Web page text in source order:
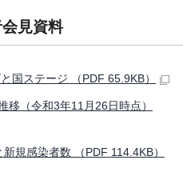
見資料
国ステージ （PDF 65.9KB）
移（令和3年11月26日時点）
規感染者数 （PDF 114.4KB）